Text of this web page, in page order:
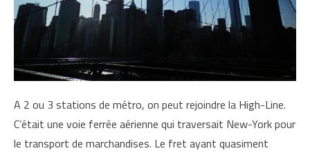
A 2 ou 3 stations de métro, on peut rejoindre la High-Line.
C’était une voie ferrée aérienne qui traversait New-York pour
le transport de marchandises. Le fret ayant quasiment